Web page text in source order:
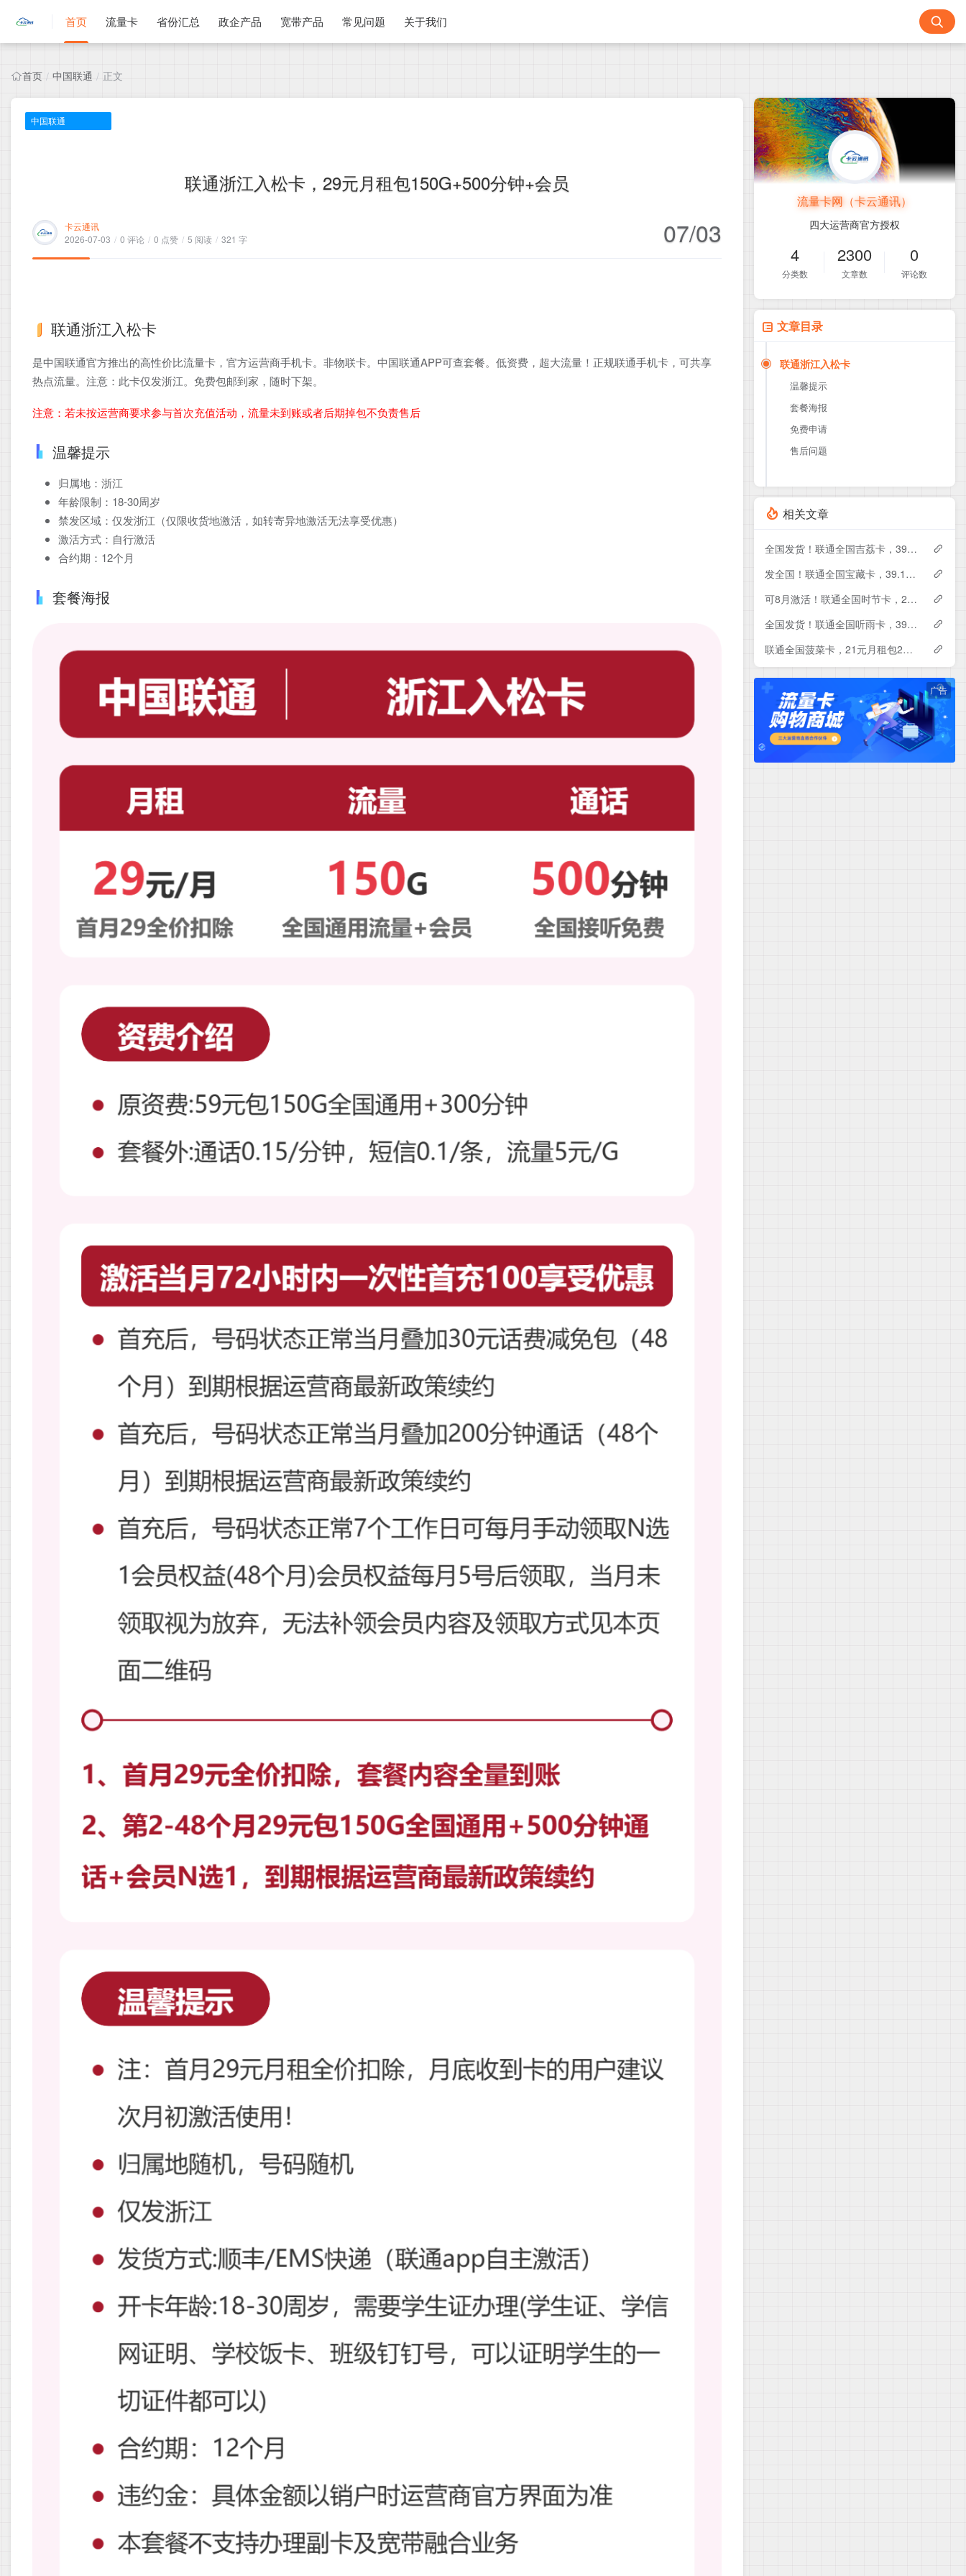
首页 流量卡 省份汇总 政企产品 宽带产品 常见问题 关于我们
首页 / 中国联通 / 正文
中国联通
联通浙江入松卡，29元月租包150G+500分钟+会员
卡云通讯
2026-07-03 / 0 评论 / 0 点赞 / 5 阅读 / 321 字 07/03
联通浙江入松卡
是中国联通官方推出的高性价比流量卡，官方运营商手机卡。非物联卡。中国联通APP可查套餐。低资费，超大流量！正规联通手机卡，可共享
热点流量。注意：此卡仅发浙江。免费包邮到家，随时下架。
注意：若未按运营商要求参与首次充值活动，流量未到账或者后期掉包不负责售后
温馨提示
归属地：浙江
年龄限制：18-30周岁
禁发区域：仅发浙江（仅限收货地激活，如转寄异地激活无法享受优惠）
激活方式：自行激活
合约期：12个月
套餐海报
流量卡网（卡云通讯）
四大运营商官方授权
4
分类数
2300
文章数
0
评论数
文章目录
联通浙江入松卡
温馨提示
套餐海报
免费申请
售后问题
相关文章
全国发货！联通全国吉荔卡，39元月租包240G+50分钟
发全国！联通全国宝藏卡，39.1元月租包240G+200分钟
可8月激活！联通全国时节卡，29元月租包180G+200分钟+会员
全国发货！联通全国听雨卡，39元月租包260G+100分钟+会员
联通全国菠菜卡，21元月租包230G+500分钟
广告